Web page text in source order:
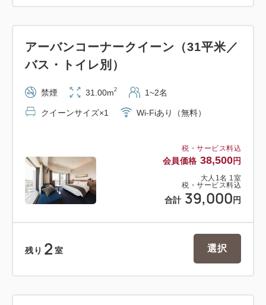
税・サービス料込
会員価格 38,500円
大人 1 名 1 室
税・サービス料込
合計 39,000 円
アーバンコーナークイーン（31平米／
バス・トイレ別）
禁煙 31.00m2 1~2名
クイーンサイズ×1 Wi-Fiあり（無料）
残り 2 室 選択